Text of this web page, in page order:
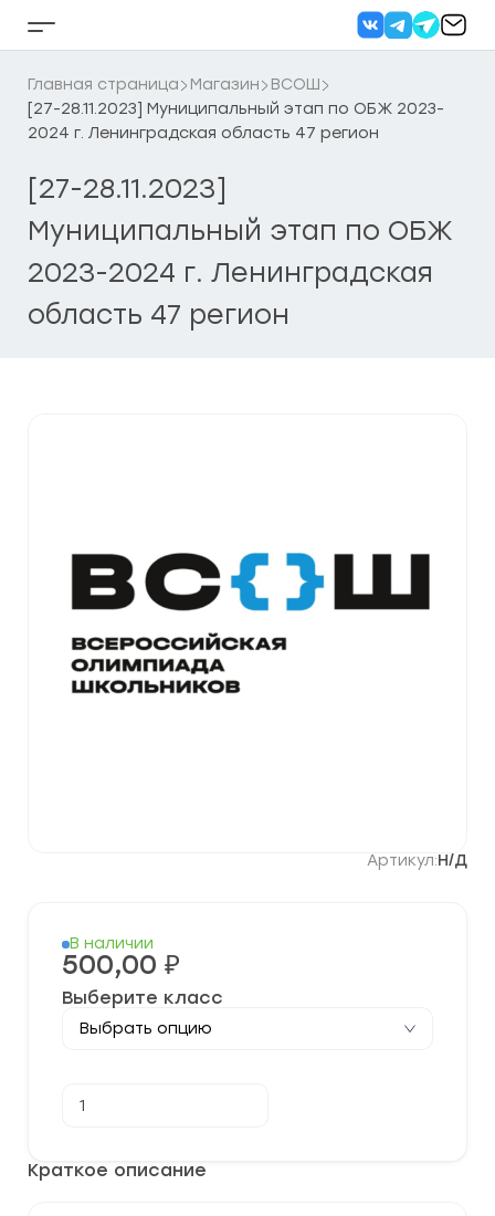
Кнопка
бокового
меню
Главная страница Магазин
ВСОШ
[27-28.11.2023] Муниципальный этап по ОБЖ 2023-
2024 г. Ленинградская область 47 регион
[27-28.11.2023]
Муниципальный этап по ОБЖ
2023-2024 г. Ленинградская
область 47 регион
Артикул:Н/Д
Краткое описание
В наличии
500,00 ₽
Выберите класс
товара
Муниципальный
этап